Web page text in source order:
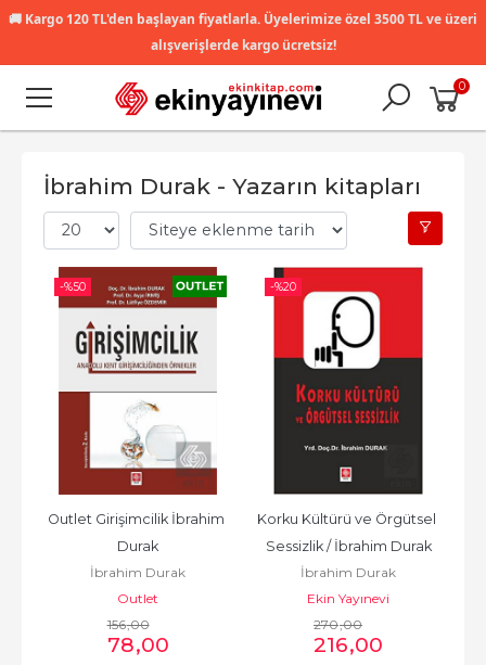
🚚 Kargo 120 TL'den başlayan fiyatlarla. Üyelerimize özel 3500 TL ve üzeri
alışverişlerde kargo ücretsiz!
0
İbrahim Durak - Yazarın kitapları
-%50
Outlet Girişimcilik İbrahim
Durak
İbrahim Durak
Outlet
156,00
78,00
-%20
Korku Kültürü ve Örgütsel
Sessizlik / İbrahim Durak
İbrahim Durak
Ekin Yayınevi
270,00
216,00